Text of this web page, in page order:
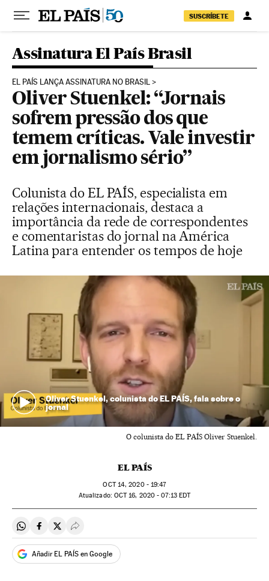
Pular para o conteúdo
SUSCRÍBETE
Assinatura El País Brasil
EL PAÍS LANÇA ASSINATURA NO BRASIL
Oliver Stuenkel: “Jornais
sofrem pressão dos que
temem críticas. Vale investir
em jornalismo sério”
Colunista do EL PAÍS, especialista em
relações internacionais, destaca a
importância da rede de correspondentes
e comentaristas do jornal na América
Latina para entender os tempos de hoje
Oliver Stuenkel, colunista do EL PAÍS, fala sobre o
jornal
O colunista do EL PAÍS Oliver Stuenkel.
EL PAÍS
OCT14, 2020 - 19:47
atualizado: OCT16, 2020 - 07:13EDT
Compartir en Whatsapp
Compartir en Facebook
Compartir en Twitter
Desplegar Redes Sociales
Añadir EL PAÍS en Google